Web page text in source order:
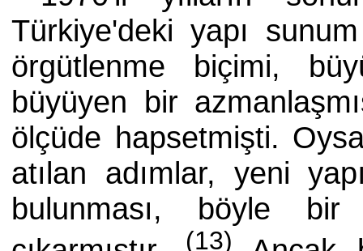
Türkiye'deki yapı
örgütlenme biçimi,
büyüyen bir
ölçüde hapsetmişti.
atılan adımlar, yeni
bulunması, böyle
(13)